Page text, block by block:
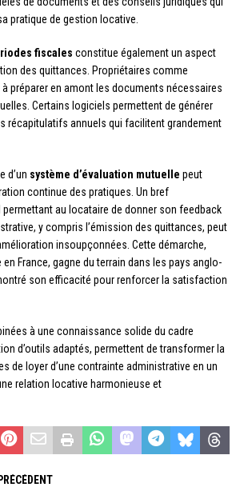
pratique de gestion locative.
fiscales constitue également un aspect
des quittances. Propriétaires comme
préparer en amont les documents nécessaires
Certains logiciels permettent de générer
récapitulatifs annuels qui facilitent grandement
d’un système d’évaluation mutuelle peut
continue des pratiques. Un bref
au locataire de donner son feedback
y compris l’émission des quittances, peut
insoupçonnées. Cette démarche,
France, gagne du terrain dans les pays anglo-
son efficacité pour renforcer la satisfaction
à une connaissance solide du cadre
d’outils adaptés, permettent de transformer la
de loyer d’une contrainte administrative en un
relation locative harmonieuse et
PRÉCÉDENT